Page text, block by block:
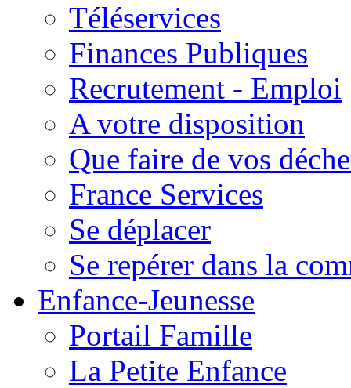
Téléservices
Finances Publiques
Recrutement - Emploi
A votre disposition
Que faire de vos
France Services
Se déplacer
Se repérer dans la
Enfance-Jeunesse
Portail Famille
La Petite Enfance